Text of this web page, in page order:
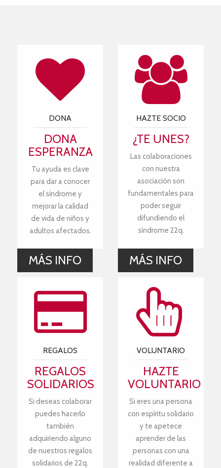
DONA
DONA
ESPERANZA
Tu ayuda es clave
para dar a conocer
el síndrome y
mejorar la calidad
de vida de niños y
adultos afectados.
MÁS INFO
HAZTE SOCIO
¿TE UNES?
Las colaboraciones
con nuestra
asociación son
fundamentales para
poder seguir
difundiendo el
síndrome 22q.
MÁS INFO
REGALOS
REGALOS
SOLIDARIOS
Si deseas colaborar
puedes hacerlo
también
adquiriendo alguno
de nuestros regalos
solidarios de 22q.
VOLUNTARIO
HAZTE
VOLUNTARIO
Si eres una persona
con espíritu solidario
y te apetece
aprender de las
personas con una
realidad diferente a